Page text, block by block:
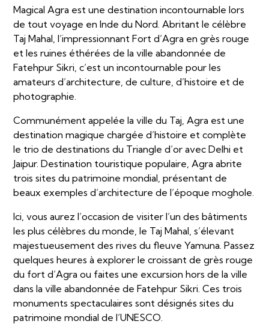
Magical Agra est une destination incontournable lors
de tout voyage en Inde du Nord. Abritant le célèbre
Taj Mahal, l’impressionnant Fort d’Agra en grès rouge
et les ruines éthérées de la ville abandonnée de
Fatehpur Sikri, c’est un incontournable pour les
amateurs d’architecture, de culture, d’histoire et de
photographie.
Communément appelée la ville du Taj, Agra est une
destination magique chargée d’histoire et complète
le trio de destinations du Triangle d’or avec Delhi et
Jaipur. Destination touristique populaire, Agra abrite
trois sites du patrimoine mondial, présentant de
beaux exemples d’architecture de l’époque moghole.
Ici, vous aurez l’occasion de visiter l’un des bâtiments
les plus célèbres du monde, le Taj Mahal, s’élevant
majestueusement des rives du fleuve Yamuna. Passez
quelques heures à explorer le croissant de grès rouge
du fort d’Agra ou faites une excursion hors de la ville
dans la ville abandonnée de Fatehpur Sikri. Ces trois
monuments spectaculaires sont désignés sites du
patrimoine mondial de l’UNESCO.